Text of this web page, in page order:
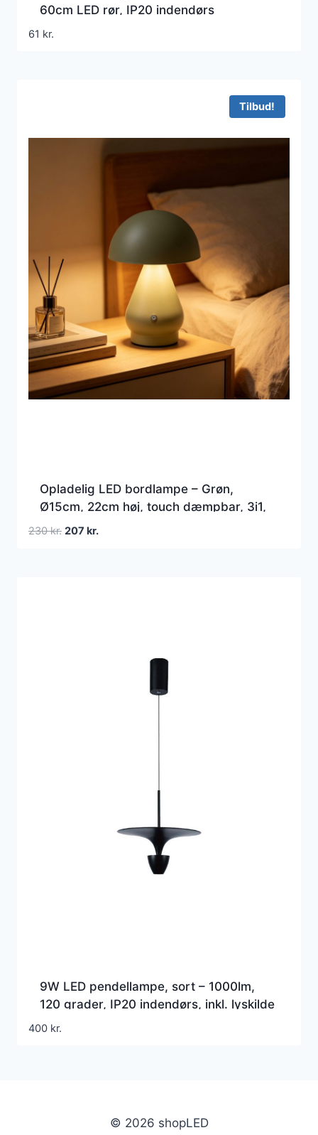
60cm LED rør, IP20 indendørs
61 kr.
Tilbud!
Opladelig LED bordlampe – Grøn,
Ø15cm, 22cm høj, touch dæmpbar, 3i1,
IP20 indendørs
230kr. Den
207 kr.Den
9W LED pendellampe, sort – 1000lm,
120 grader, IP20 indendørs, inkl. lyskilde
400 kr.
© 2026 shopLED